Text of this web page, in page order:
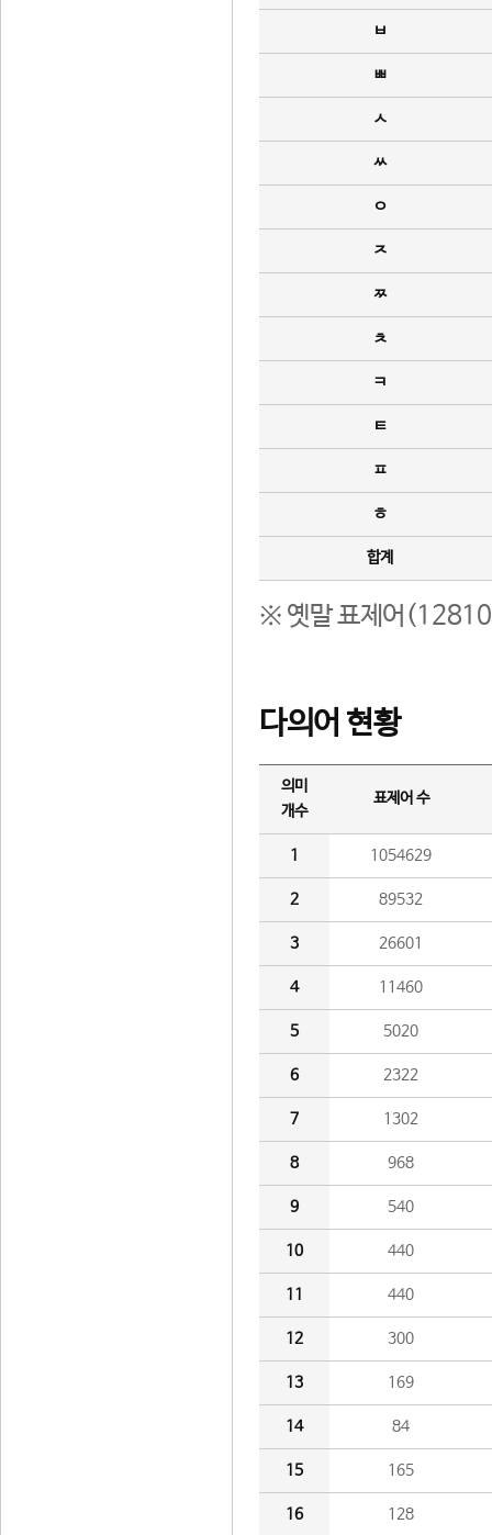
ㅂ
ㅃ
ㅅ
ㅆ
ㅇ
ㅈ
ㅉ
ㅊ
ㅋ
ㅌ
ㅍ
ㅎ
합계
※ 옛말 표제어(12810
다의어 현황
의미
개수
표제어 수
1 1054629
2 89532
3 26601
4 11460
5 5020
6 2322
7 1302
8 968
9 540
10 440
11 440
12 300
13 169
14 84
15 165
16 128